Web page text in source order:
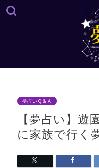
夢占いＱ＆Ａ
【夢占い】遊
に家族で行く